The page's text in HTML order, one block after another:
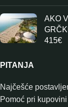
AKO
415€
PITANJA
Najčešće
Pomoć pri kupovini